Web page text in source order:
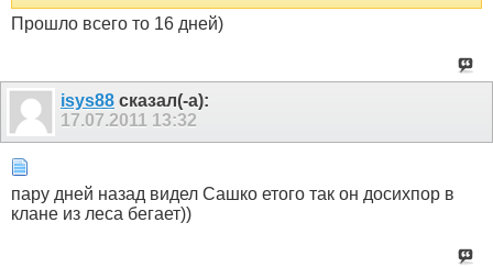
Прошло всего то 16 дней)
isys88 сказал(-а):
17.07.2011 13:32
пару дней назад видел Сашко етого так он досихпор в
клане из леса бегает))